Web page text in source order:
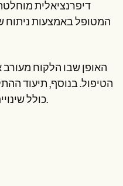
דיפרנציאלית
המטופל באמצעות ניתוח
האופן שבו הלקוח מעורב
הטיפול. בנוסף, תיעוד
כולל שינויים במצבו של המטופל, הוא חיוני.